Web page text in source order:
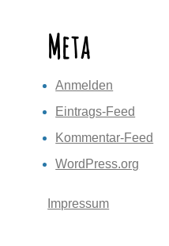
Meta
Anmelden
Eintrags-Feed
Kommentar-Feed
WordPress.org
Impressum